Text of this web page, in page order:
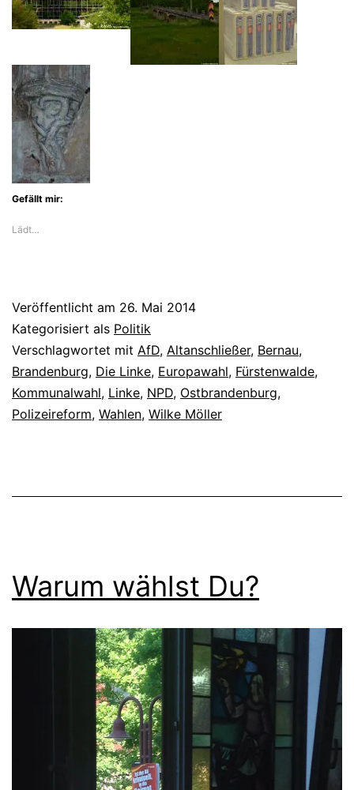
Gefällt mir:
Lädt…
Veröffentlicht am 26. Mai 2014
Kategorisiert als Politik
Verschlagwortet mit AfD, Altanschließer, Bernau,
Brandenburg, Die Linke, Europawahl, Fürstenwalde,
Kommunalwahl, Linke, NPD, Ostbrandenburg,
Polizeireform, Wahlen, Wilke Möller
Warum wählst Du?